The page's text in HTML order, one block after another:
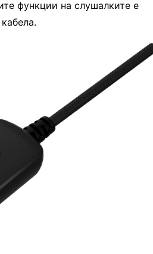
функции на слушалките е